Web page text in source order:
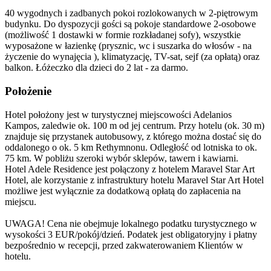
40 wygodnych i zadbanych pokoi rozlokowanych w 2-piętrowym
budynku. Do dyspozycji gości są pokoje standardowe 2-osobowe
(możliwość 1 dostawki w formie rozkładanej sofy), wszystkie
wyposażone w łazienkę (prysznic, wc i suszarka do włosów - na
życzenie do wynajęcia ), klimatyzację, TV-sat, sejf (za opłatą) oraz
balkon. Łóżeczko dla dzieci do 2 lat - za darmo.
Położenie
Hotel położony jest w turystycznej miejscowości Adelanios
Kampos, zaledwie ok. 100 m od jej centrum. Przy hotelu (ok. 30 m)
znajduje się przystanek autobusowy, z którego można dostać się do
oddalonego o ok. 5 km Rethymnonu. Odległość od lotniska to ok.
75 km. W pobliżu szeroki wybór sklepów, tawern i kawiarni.
Hotel Adele Residence jest połączony z hotelem Maravel Star Art
Hotel, ale korzystanie z infrastruktury hotelu Maravel Star Art Hotel
możliwe jest wyłącznie za dodatkową opłatą do zapłacenia na
miejscu.
UWAGA! Cena nie obejmuje lokalnego podatku turystycznego w
wysokości 3 EUR/pokój/dzień. Podatek jest obligatoryjny i płatny
bezpośrednio w recepcji, przed zakwaterowaniem Klientów w
hotelu.